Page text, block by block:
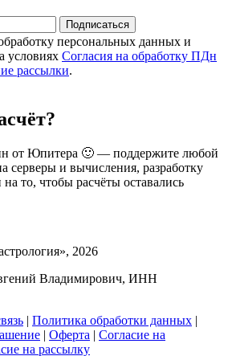
Подписаться
персональных данных и
условиях Согласия на обработку ПДн
рассылки.
от Юпитера 🙂 — поддержите любой
серверы и вычисления, разработку
то, чтобы расчёты оставались
2026
Владимирович, ИНН
| Политика обработки данных |
| Оферта | Согласие на
на рассылку